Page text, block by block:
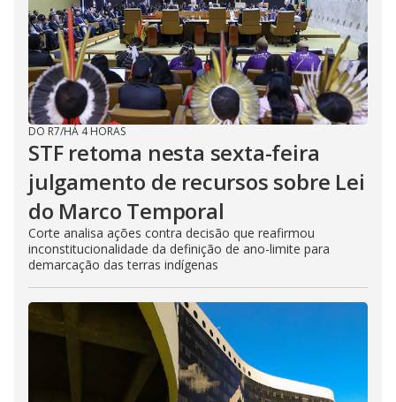
DO R7/HÁ 4 HORAS
STF retoma nesta sexta-feira
julgamento de recursos sobre Lei
do Marco Temporal
Corte analisa ações contra decisão que reafirmou
inconstitucionalidade da definição de ano-limite para
demarcação das terras indígenas